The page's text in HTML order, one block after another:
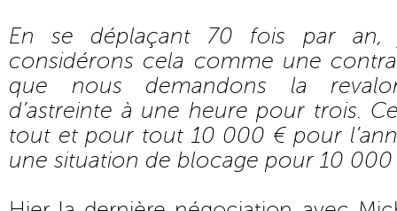
En se déplaçant 70 fois par
considérons cela comme une
que nous demandons la
d’astreinte à une heure pour trois.
tout et pour tout 10 000 € pour
une situation de blocage pour 10 000